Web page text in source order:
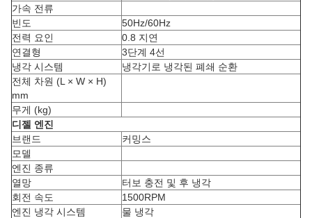
가속 전류
빈도
50Hz/60Hz
전력 요인
0.8 지연
연결형
3단계 4선
냉각 시스템
냉각기로 냉각된 폐쇄 순환
전체 차원 (L × W × H)
mm
무게 (kg)
디젤 엔진
브랜드
커밍스
모델
엔진 종류
열망
터보 충전 및 후 냉각
회전 속도
1500RPM
엔진 냉각 시스템
물 냉각